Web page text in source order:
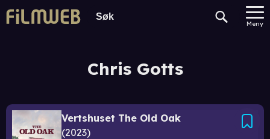
Meny
Chris Gotts
Vertshuset The Old Oak
2023